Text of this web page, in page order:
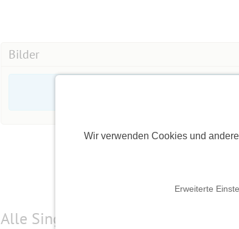
Wir verwenden Cookies und
Erweiterte
Notfall-Handy (nur für den Tag der Fahrt) 0162 / 722 00
Bilder
Alle Single-Events am